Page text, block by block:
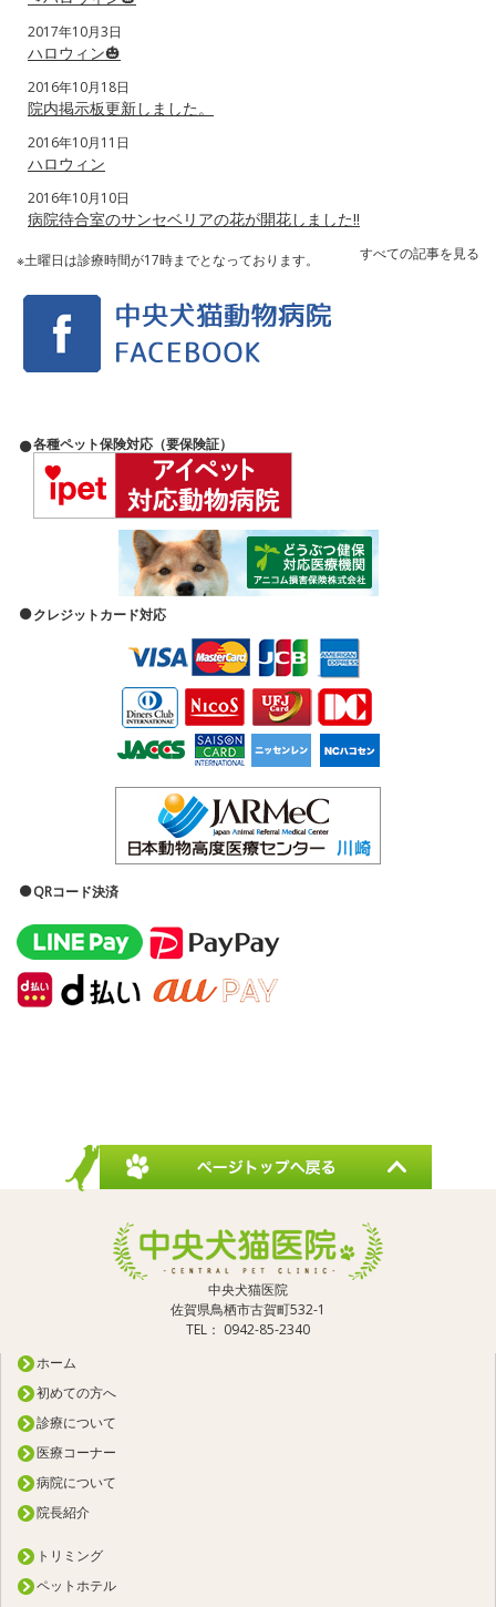
2017年10月3日
ハロウィン🎃
2016年10月18日
院内掲示板更新しました。
2016年10月11日
ハロウィン
2016年10月10日
病院待合室のサンセベリアの花が開花しました‼️
すべての記事を見る
※土曜日は診療時間が17時までとなっております。
各種ペット保険対応（要保険証）
クレジットカード対応
QRコード決済
中央犬猫医院
佐賀県鳥栖市古賀町532-1
TEL： 0942-85-2340
ホーム
初めての方へ
診療について
医療コーナー
病院について
院長紹介
トリミング
ペットホテル